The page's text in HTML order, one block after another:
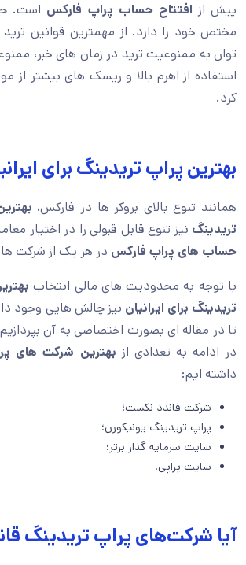
پیش از افتتاح حساب پراپ فارکس است.
مختص خود را دارد. از مهمترین قوانین
توان به ممنوعیت ترید در زمان های خبر،
استفاده از اهرم بالا و ریسک های بیشتر از
کرد.
بهترین پراپ تریدینگ برای
همانند تنوع بالای بروکر ها در فارکس،
تریدینگ نیز تنوع قابل قبولی را در اختیار
حساب های پراپ فارکس در هر یک از شرکت
با توجه به محدودیت های مالی انتخاب
تریدینگ برای ایرانیان نیز چالش هایی وجود
تا در مقاله ای بصورت اختصاصی به آن
در ادامه به تعدادی از بهترین شرکت های
داشته ایم:
شرکت فاندد نکست؛
پراپ تریدینگ یونیکورن؛
سایت سرمایه گذار برتر؛
سایت پراپی.
آیا شرکت‌های پراپ تریدینگ